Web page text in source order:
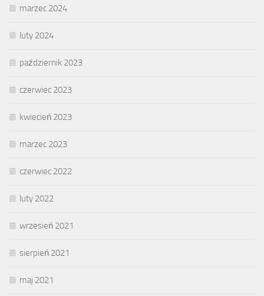
marzec 2024
luty 2024
październik 2023
czerwiec 2023
kwiecień 2023
marzec 2023
czerwiec 2022
luty 2022
wrzesień 2021
sierpień 2021
maj 2021